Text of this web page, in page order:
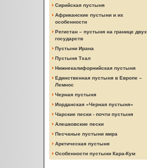
Сирийская пустыня
Африканские пустыни и их
особенности
Регистан – пустыня на границе двух
государств
Пустыни Ирана
Пустыня Тхал
Нижнекалифорнийская пустыня
Единственная пустыня в Европе –
Лемнос
Черная пустыня
Иорданская «Черная пустыня»
Чарские пески - почти пустыня
Алешковские пески
Песчаные пустыни мира
Арктическая пустыня
Особенности пустыни Кара-Кум